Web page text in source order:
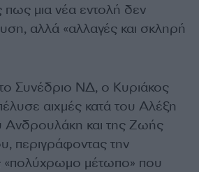
πως μια νέα εντολή δεν
αλλά «αλλαγές και σκληρή
Συνέδριο ΝΔ, ο Κυριάκος
αιχμές κατά του Αλέξη
Ανδρουλάκη και της Ζωής
περιγράφοντας την
«πολύχρωμο μέτωπο» που